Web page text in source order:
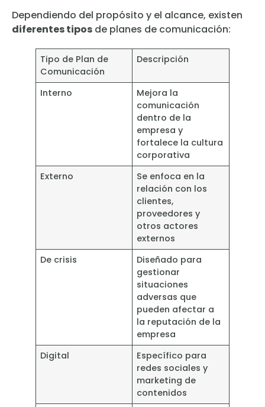
Dependiendo del propósito y el alcance, existen
diferentes tipos de planes de comunicación:
Tipo de Plan de
Comunicación
Descripción
Interno
Mejora la
comunicación
dentro de la
empresa y
fortalece la cultura
corporativa
Externo
Se enfoca en la
relación con los
clientes,
proveedores y
otros actores
externos
De crisis
Diseñado para
gestionar
situaciones
adversas que
pueden afectar a
la reputación de la
empresa
Digital
Específico para
redes sociales y
marketing de
contenidos